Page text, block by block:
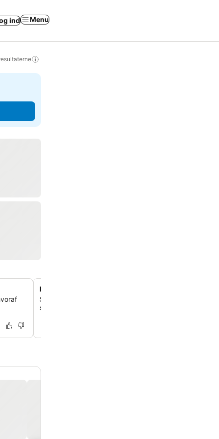
ind Menu
Rummelige og rolige værelser
Slap af i de store værelser, der tilbyder dig et fredeligt
selvom hotellet ligger centralt tæt på togstationen.